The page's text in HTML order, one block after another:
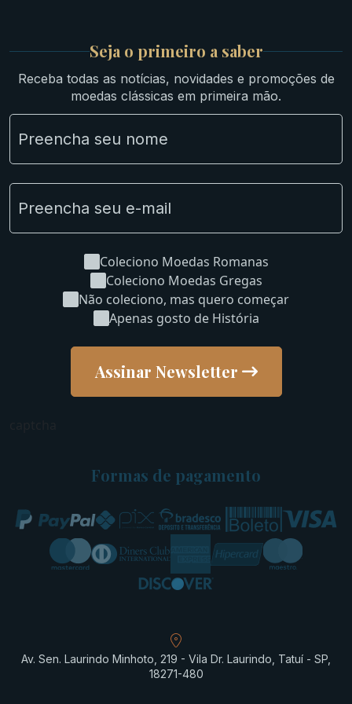
Ibéricas
Lotes Grandes
Material Numismático
NGC e NNC Encapsuladas
Novidades
Seja o primeiro a saber
Receba todas as notícias, novidades e promoções de
moedas clássicas em primeira mão.
Coleciono Moedas Romanas
Coleciono Moedas Gregas
Não coleciono, mas quero começar
Apenas gosto de História
Assinar Newsletter
Formas de pagamento
Av. Sen. Laurindo Minhoto, 219 - Vila Dr. Laurindo, Tatuí - SP,
18271-480